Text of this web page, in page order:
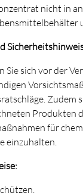
nicht in
Sie sich vor der
Zudem
Produkten
für
einzuhalten.